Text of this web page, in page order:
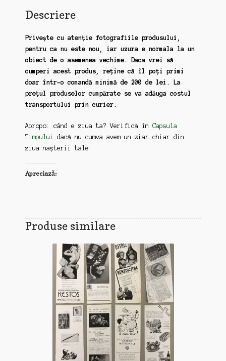
Descriere
Privește cu atenție fotografiile produsului,
pentru ca nu este nou, iar uzura e normala la un
obiect de o asemenea vechime. Daca vrei să
cumperi acest produs, reține că îl poți primi
doar într-o comandă minimă de 200 de lei. La
prețul produselor cumpărate se va adăuga costul
transportului prin curier.
Apropo: când e ziua ta? Verifică în Capsula
Timpului
dacă nu cumva avem un ziar chiar din
ziua nașterii tale.
Apreciază:
Produse similare